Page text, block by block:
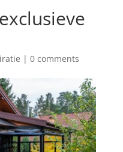
| 0 comments